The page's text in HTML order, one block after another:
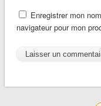
Enregistrer mon
navigateur pour mon